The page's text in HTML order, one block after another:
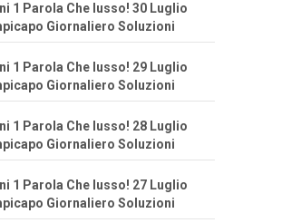
1 Parola Che lusso! 30 Luglio
Giornaliero Soluzioni
1 Parola Che lusso! 29 Luglio
Giornaliero Soluzioni
1 Parola Che lusso! 28 Luglio
Giornaliero Soluzioni
1 Parola Che lusso! 27 Luglio
Giornaliero Soluzioni